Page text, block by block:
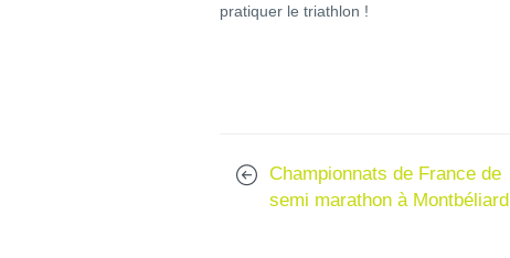
pratiquer le triathlon !
Championnats de France de
semi marathon à Montbéliard